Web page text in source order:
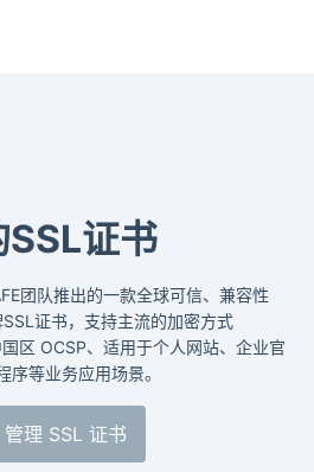
证书
团队推出的一款全球可信、兼容性
证书，支持主流的加密方式
国区 OCSP、适用于个人网站、企业官
序等业务应用场景。
管理 SSL 证书